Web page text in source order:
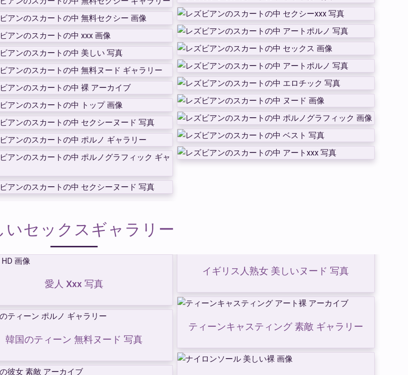
いセックスギャラリー
愛人 Xxx 写真
韓国のティーン 無料ヌード 写真
イギリス人熟女 美しいヌード 写真
ティーンキャスティング 素敵 ギャラリー